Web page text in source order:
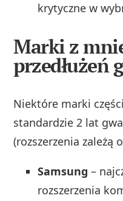
krytyczne w
Marki z
przedłużeń
Niektóre marki
standardzie 2 lat
(rozszerzenia zależą
Samsung –
rozszerzenia